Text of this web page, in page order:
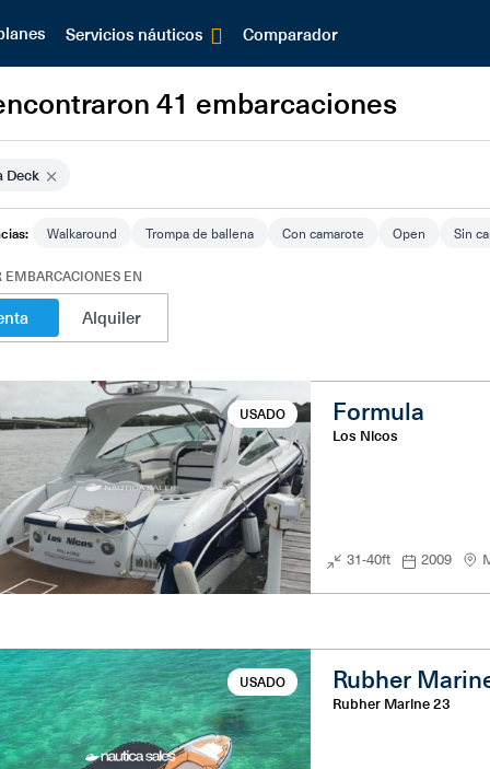
Servicios náuticos Comparador
41 embarcaciones
Deck ×
Walkaround Trompa de ballena Con camarote Open Sin
EMBARCACIONES EN
Alquiler
USADO Formula
Los Nicos
31-40ft 2009
USADO Rubher
Rubher Marine 23